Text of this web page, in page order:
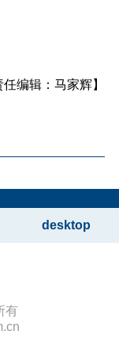
任编辑：马家辉】
desktop
有